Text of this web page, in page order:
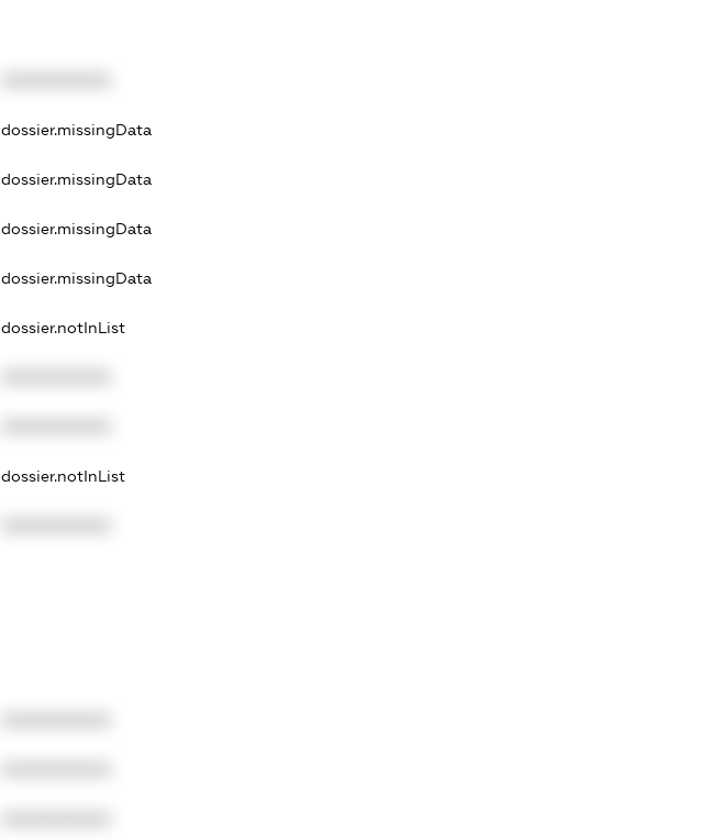
dossier.missingData
dossier.missingData
dossier.missingData
dossier.missingData
dossier.notInList
dossier.notInList